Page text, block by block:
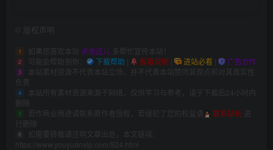
版权声明
1 如果您喜欢本站 点击这儿 多帮忙宣传本站！
2 可能会帮助到你： 下载帮助 报毒说明 | 进站必看 | 广告合作
3
本站素材资源不代表本站立场，并不代表本站赞同其观点和对其真实性
负责
4
本站所有素材资源来源于网络，仅供学习与参考，请于下载后24小时内
删除
5 若作商业用途请联系原作者授权，若侵犯了您的权益请 联系站长 进
行删除
6
如需要转载请注明文章出处，本文链接：
https://www.youyuanvip.com/924.html